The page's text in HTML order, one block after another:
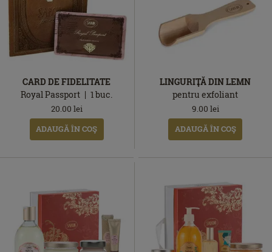
CARD DE FIDELITATE
Royal Passport
1buc.
20.00 lei
ADAUGĂ ÎN COŞ
LINGURIŢĂ DIN LEMN
pentru exfoliant
9.00 lei
ADAUGĂ ÎN COŞ